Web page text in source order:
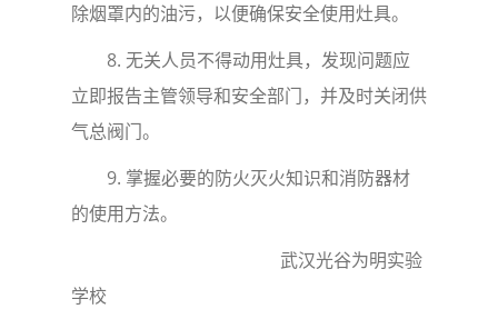
除烟罩内的油污，以便确保安全使用灶具。
8. 无关人员不得动用灶具，发现问题应
立即报告主管领导和安全部门，并及时关闭供
气总阀门。
9. 掌握必要的防火灭火知识和消防器材
的使用方法。
武汉光谷为明实验
学校